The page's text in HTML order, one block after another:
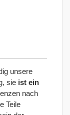
unsere
sie ist ein
nach
Teile